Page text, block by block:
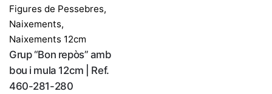
Figures de Pessebres,
Naixements,
Naixements 12cm
Grup “Bon repòs” amb
bou i mula 12cm | Ref.
460-281-280